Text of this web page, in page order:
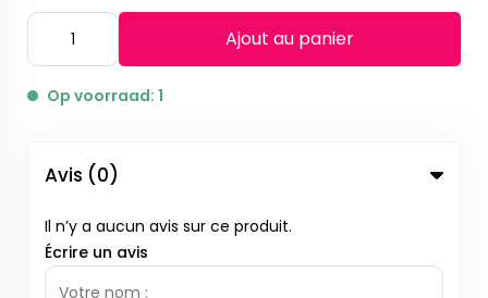
Ajout au panier
Op voorraad: 1
Avis (0)
Il n’y a aucun avis sur ce produit.
Écrire un avis